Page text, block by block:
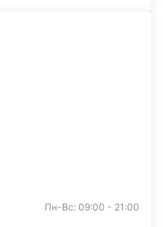
Пн-Вс: 09:00 - 21:00